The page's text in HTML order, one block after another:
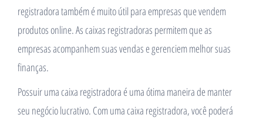
registradora também é muito útil para empresas que vendem
produtos online. As caixas registradoras permitem que as
empresas acompanhem suas vendas e gerenciem melhor suas
finanças.
Possuir uma caixa registradora é uma ótima maneira de manter
seu negócio lucrativo. Com uma caixa registradora, você poderá